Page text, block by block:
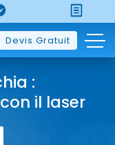
Devis Gratuit
:
il laser